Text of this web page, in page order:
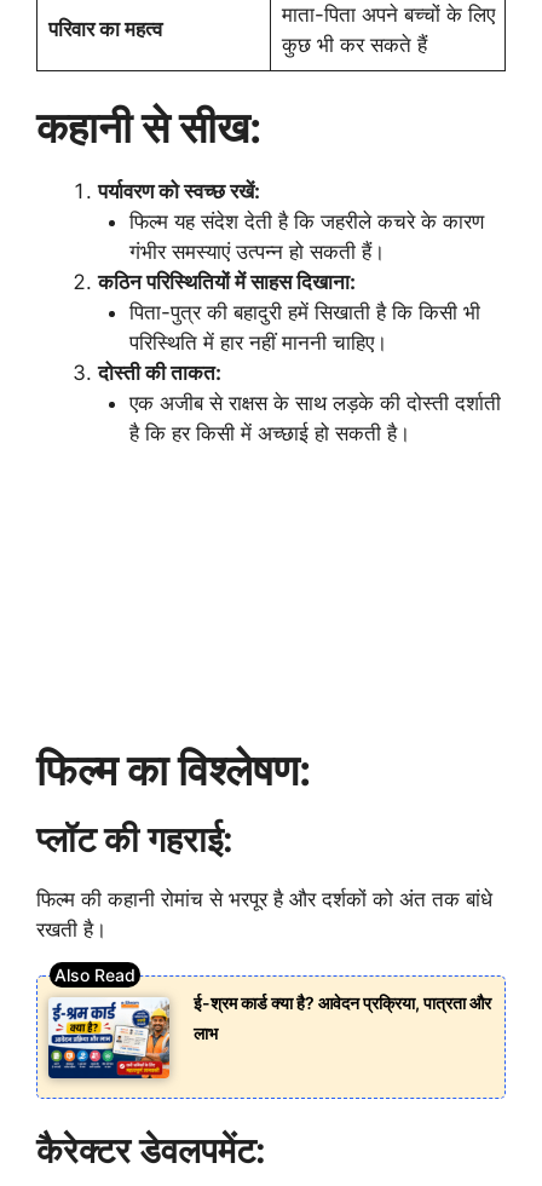
परिवार का महत्व
माता-पिता अपने बच्चों के लिए
कुछ भी कर सकते हैं
कहानी से सीख:
पर्यावरण को स्वच्छ रखें:
फिल्म यह संदेश देती है कि जहरीले कचरे के कारण
गंभीर समस्याएं उत्पन्न हो सकती हैं।
कठिन परिस्थितियों में साहस दिखाना:
पिता-पुत्र की बहादुरी हमें सिखाती है कि किसी भी
परिस्थिति में हार नहीं माननी चाहिए।
दोस्ती की ताकत:
एक अजीब से राक्षस के साथ लड़के की दोस्ती दर्शाती
है कि हर किसी में अच्छाई हो सकती है।
फिल्म का विश्लेषण:
प्लॉट की गहराई:
फिल्म की कहानी रोमांच से भरपूर है और दर्शकों को अंत तक बांधे
रखती है।
ई-श्रम कार्ड क्या है? आवेदन प्रक्रिया, पात्रता और
लाभ
कैरेक्टर डेवलपमेंट: